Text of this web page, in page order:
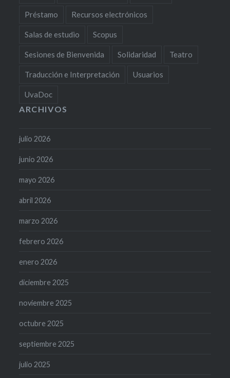
Préstamo Recursos electrónicos
Salas de estudio Scopus
Sesiones de Bienvenida Solidaridad Teatro
Traducción e Interpretación Usuarios
UvaDoc
ARCHIVOS
julio 2026
junio 2026
mayo 2026
abril 2026
marzo 2026
febrero 2026
enero 2026
diciembre 2025
noviembre 2025
octubre 2025
septiembre 2025
julio 2025